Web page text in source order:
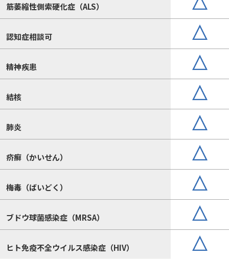
筋萎縮性側索硬化症（ALS）
認知症相談可
精神疾患
結核
肺炎
疥癬（かいせん）
梅毒（ばいどく）
ブドウ球菌感染症（MRSA）
ヒト免疫不全ウイルス感染症（HIV）